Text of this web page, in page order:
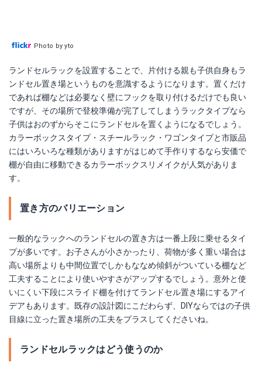
Photo by yto
ランドセルラックを設置することで、片付ける親も子供自身もラ
ンドセル置き場というものを意識するようになります。置くだけ
であれば棚などは必要なく壁にフックを取り付けるだけでも良い
ですが、その場所で登校準備が完了してしまうラックタイプなら
子供はおのずからそこにランドセルを置くようになるでしょう。
カラーボックスタイプ・スチールラック・ワゴンタイプと市販品
にはいろいろな種類がありますがはじめて手作りするなら安価で
棚が自由に移動できるカラーボックスリメイクが人気がありま
す。
置き方のバリエーション
一般的なラックへのランドセルの置き方は一番上段に乗せるタイ
プが多いです。お子さんが小さかったり、荷物が多く重い場合は
高い場所よりも中間位置でしかもななめ傾斜がついている棚など
工夫することにより使いやすさがアップするでしょう。意外と使
いにくい下段にスライド棚を付けてランドセル置き場にするアイ
デアもあります。既存の設計図にこだわらず、DIYならではの子供
目線に立った置き場所の工夫をプラスしてくださいね。
ランドセルラックはどう使うのか